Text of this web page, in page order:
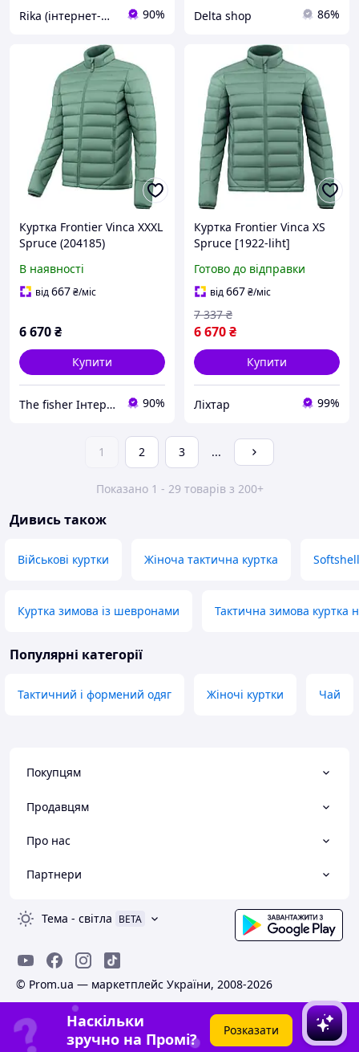
Rika (інтернет-магазин) 90% Delta shop 86%
Куртка Frontier Vinca XXXL
Spruce (204185)
В наявності
від667₴/міс
6 670₴
Купити
The fisher Інтернет магазин 90%
Куртка Frontier Vinca XS
Spruce [1922-liht]
Готово до відправки
від667₴/міс
6 670₴
7 337 ₴
Купити
Ліхтар 99%
1 2 3 ...
Показано 1 - 29 товарів з 200+
Дивись також
Військові куртки Жіноча тактична куртка
Куртка зимова із шевронами Тактична зимова куртка
Популярні категорії
Тактичний і формений одяг Жіночі куртки Чай
Покупцям
Продавцям
Про нас
Партнери
Тема - світла BETA
© Prom.ua — маркетплейс України, 2008-2026
Наскільки
зручно на Промі?
Розказати